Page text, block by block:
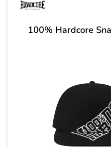
100% Hardcore